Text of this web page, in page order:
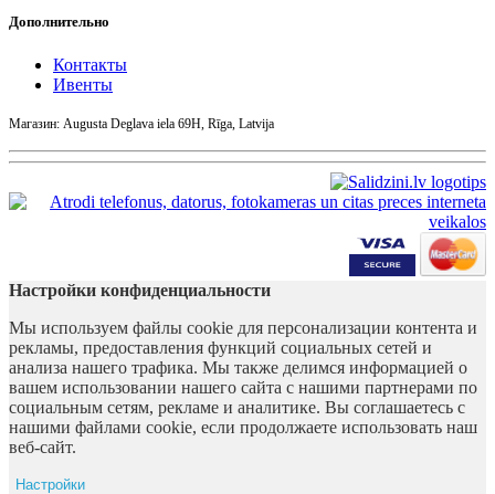
Дополнительно
Контакты
Ивенты
Магазин: Augusta Deglava iela 69H, Rīga, Latvija
Настройки конфиденциальности
Мы используем файлы cookie для персонализации контента и
рекламы, предоставления функций социальных сетей и
анализа нашего трафика. Мы также делимся информацией о
вашем использовании нашего сайта с нашими партнерами по
социальным сетям, рекламе и аналитике. Вы соглашаетесь с
нашими файлами cookie, если продолжаете использовать наш
веб-сайт.
Настройки